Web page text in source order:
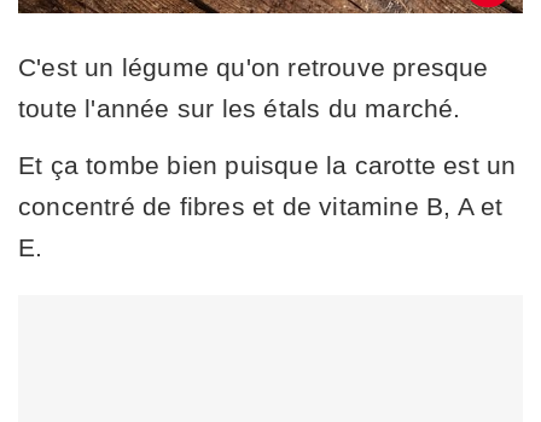
C'est un légume qu'on retrouve presque
toute l'année sur les étals du marché.
Et ça tombe bien puisque la carotte est un
concentré de fibres et de vitamine B, A et
E.